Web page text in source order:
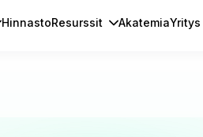
HinnastoResurssit AkatemiaYritys